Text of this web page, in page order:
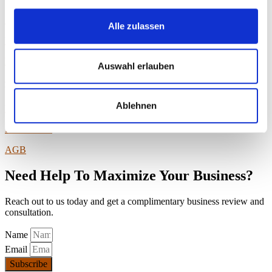
Alle zulassen
Auswahl erlauben
Ablehnen
Über mich
Rechtliches
Datenschutz
AGB
Need Help To Maximize Your Business?
Reach out to us today and get a complimentary business review and
consultation.
Name
Email
Subscribe